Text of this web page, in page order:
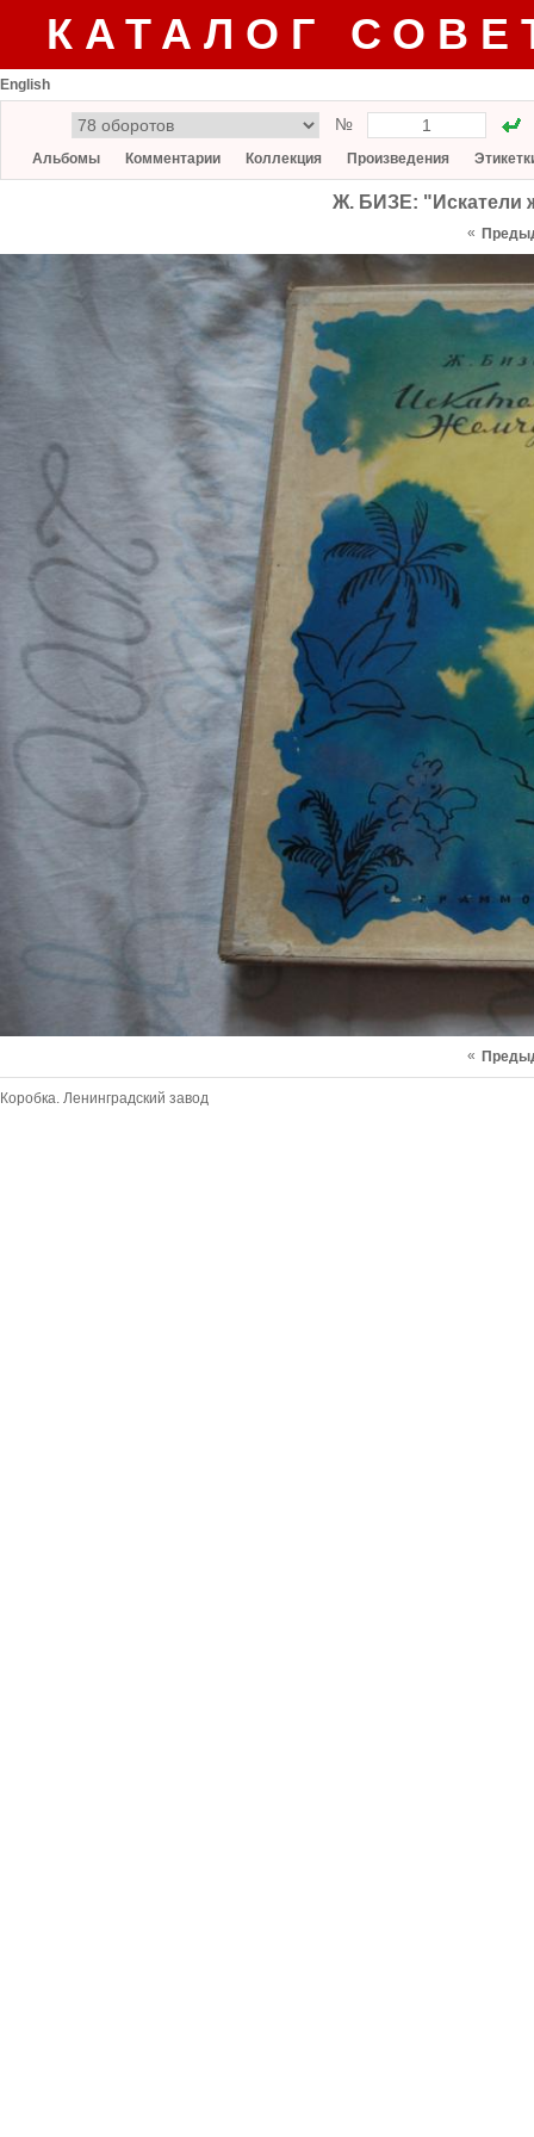
КАТАЛОГ
English
№
Альбомы Комментарии Коллекция Произведения
Ж. БИЗЕ: "Искатели
«
«
Коробка. Ленинградский завод